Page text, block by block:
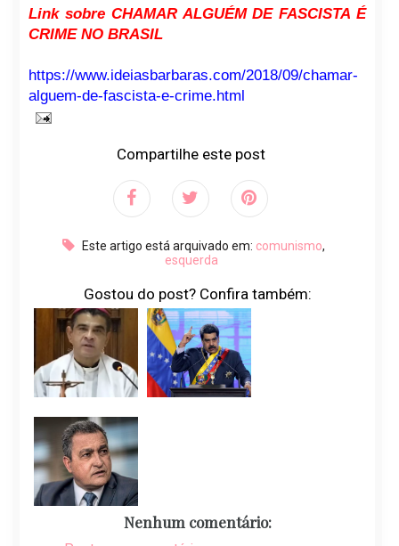
Link sobre CHAMAR ALGUÉM DE FASCISTA É
CRIME NO BRASIL
https://www.ideiasbarbaras.com/2018/09/chamar-
alguem-de-fascista-e-crime.html
Compartilhe este post
Este artigo está arquivado em: comunismo,
esquerda
Gostou do post? Confira também:
Nenhum comentário: